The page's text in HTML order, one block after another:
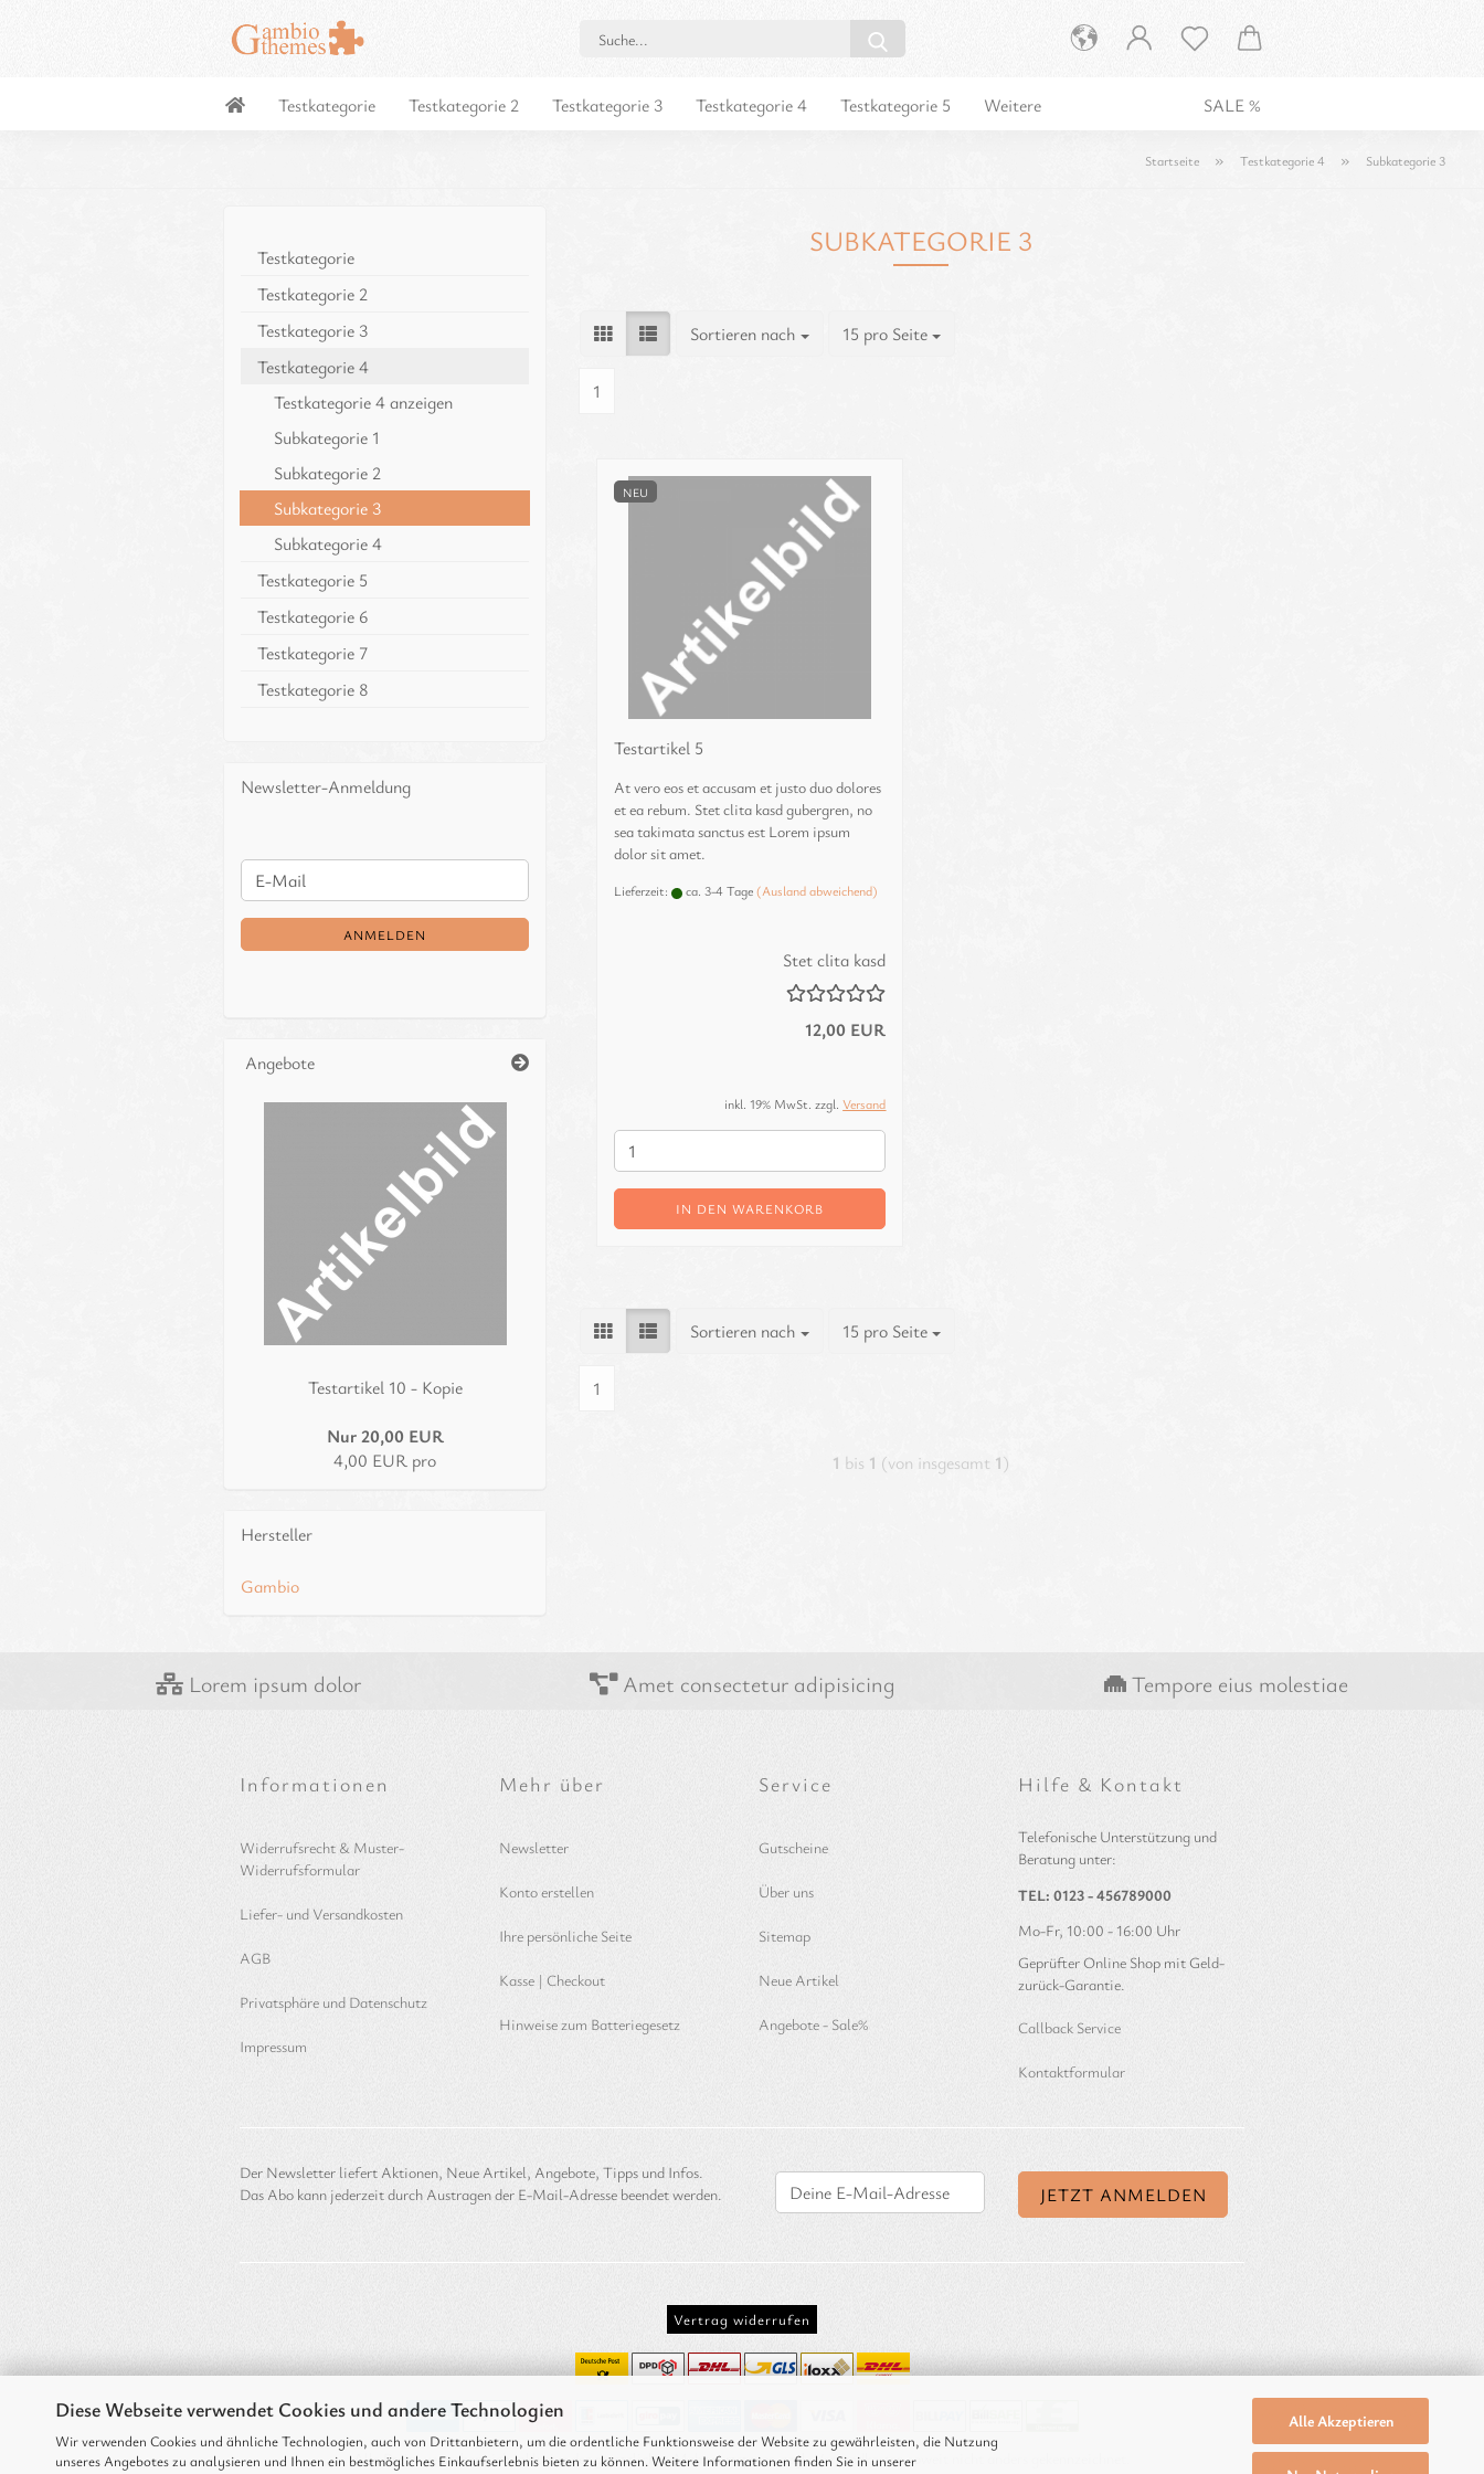
Diese Webseite verwendet Cookies und andere Technologien
Wir verwenden Cookies und ähnliche Technologien, auch von Drittanbietern, um die ordentliche Funktionsweise der Website zu gewährleisten, die Nutzung
unseres Angebotes zu analysieren und Ihnen ein bestmögliches Einkaufserlebnis bieten zu können. Weitere Informationen finden Sie in unserer
Alle Akzeptieren
Testkategorie Testkategorie 2 Testkategorie 3 Testkategorie 4 Testkategorie 5 SALE %
Weitere
Startseite » Testkategorie 4 » Subkategorie 3
SUBKATEGORIE 3
Sortieren nach
Sortieren nach 15 pro Seite
pro Seite
1
NEU
Te­st­ar­ti­kel 5
At vero eos et ac­cu­sam et justo duo do­lo­res
et ea rebum. Stet clita kasd gu­ber­gren, no
sea ta­ki­ma­ta sanc­tus est Lorem ipsum
dolor sit amet.
Lieferzeit: ca. 3-4 Tage (Ausland abweichend)
Stet clita kasd
12,00 EUR
inkl. 19% MwSt. zzgl.Versand
IN DEN WARENKORB
Sortieren nach
Sortieren nach 15 pro Seite
pro Seite
1
1 bis 1 (von insgesamt 1)
Testkategorie
Testkategorie 2
Testkategorie 3
Testkategorie 4
Testkategorie 4 anzeigen
Subkategorie 1
Subkategorie 2
Subkategorie 3
Subkategorie 4
Testkategorie 5
Testkategorie 6
Testkategorie 7
Testkategorie 8
Newsletter-Anmeldung
WEITER
ZUR
NEWSLETTER-
ANMELDUNG
E-
Mail
ANMELDEN
Angebote
Te­st­ar­ti­kel 10 - Kopie
Nur 20,00 EUR
4,00 EUR pro
Hersteller
Gambio
Lorem ipsum dolor Amet consectetur adipisicing Tempore eius molestiae
Informationen
Widerrufsrecht & Muster-
Widerrufsformular
Liefer- und Versandkosten
AGB
Privatsphäre und Datenschutz
Impressum
Mehr über
Newsletter
Konto erstellen
Ihre persönliche Seite
Kasse | Checkout
Hinweise zum Batteriegesetz
Service
Gutscheine
Über uns
Sitemap
Neue Artikel
Angebote - Sale%
Hilfe & Kontakt
Telefonische Unterstützung und
Beratung unter:
TEL: 0123 - 456789000
Mo-Fr, 10:00 - 16:00 Uhr
Geprüfter Online Shop mit Geld-
zurück-Garantie.
Callback Service
Kontaktformular
Der Newsletter liefert Aktionen, Neue Artikel, Angebote, Tipps und Infos.
Das Abo kann jederzeit durch Austragen der E-Mail-Adresse beendet werden.
Vertrag widerrufen
Alle Preise verstehen sich inklusive der gesetzlichen Mehrwertsteuer, zzgl.Versandkosten soweit nicht anders gekennzeichnet.